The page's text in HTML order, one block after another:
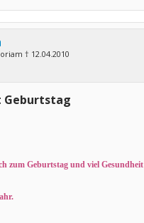
† 12.04.2010
Geburtstag
zum Geburtstag und viel Gesundheit